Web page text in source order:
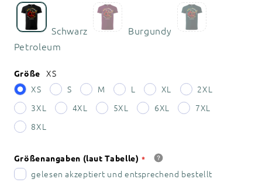
Schwarz
Burgundy
Petroleum
Größe
XS
XS
S M L XL
2XL
3XL
4XL 5XL 6XL
7XL
8XL
Größenangaben (laut Tabelle)
gelesen akzeptiert und entsprechend bestellt